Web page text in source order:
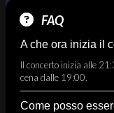
FAQ
A che ora inizia il
Il concerto inizia alle
cena dalle 19:00.
Come posso